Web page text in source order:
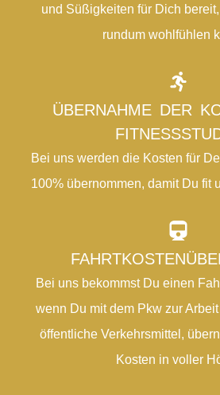
und Süßigkeiten für Dich
rundum wohlfühlen
ÜBERNAHME DER
Bei uns werden die Kosten für
100% übernommen, damit Du fit
Bei uns bekommst Du einen
wenn Du mit dem Pkw zur
öffentliche Verkehrsmittel,
Kosten in voller